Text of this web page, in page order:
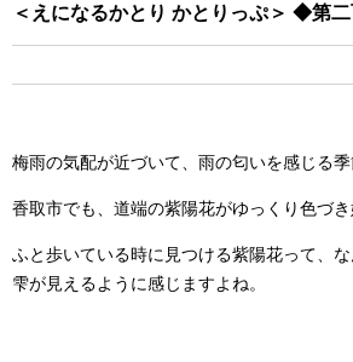
＜えになるかとり かとりっぷ＞ ◆第
梅雨の気配が近づいて、雨の匂いを感じる季
香取市でも、道端の紫陽花がゆっくり色づき
ふと歩いている時に見つける紫陽花って、
雫が見えるように感じますよね。